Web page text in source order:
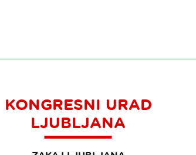
KONGRESNI URAD
LJUBLJANA